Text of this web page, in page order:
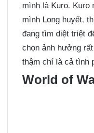
mình là Kuro. Kuro
mình Long huyết,
đang tìm diệt triệt
chọn ảnh hưởng
thậm chí là cả tình
World of